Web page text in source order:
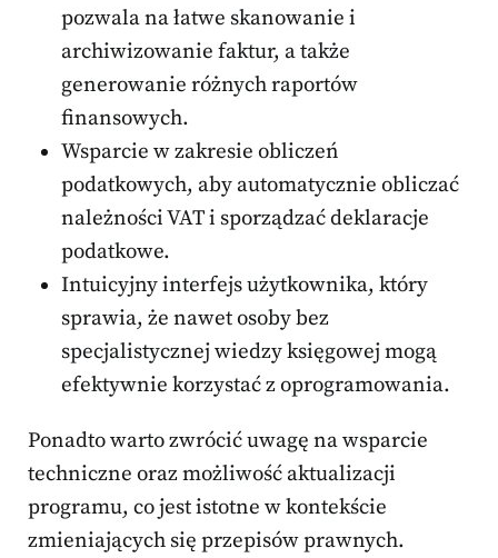
pozwala na łatwe skanowanie i
archiwizowanie faktur, a także
generowanie różnych raportów
finansowych.
Wsparcie w zakresie obliczeń
podatkowych, aby automatycznie obliczać
należności VAT i sporządzać deklaracje
podatkowe.
Intuicyjny interfejs użytkownika, który
sprawia, że nawet osoby bez
specjalistycznej wiedzy księgowej mogą
efektywnie korzystać z oprogramowania.
Ponadto warto zwrócić uwagę na wsparcie
techniczne oraz możliwość aktualizacji
programu, co jest istotne w kontekście
zmieniających się przepisów prawnych.